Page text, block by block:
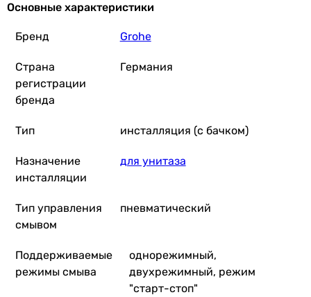
Основные характеристики
Бренд Grohe
Страна
регистрации
бренда
Германия
Тип инсталляция (с бачком)
Назначение
инсталляции
для унитаза
Тип управления
смывом
пневматический
Поддерживаемые
режимы смыва
однорежимный,
двухрежимный, режим
"старт-стоп"